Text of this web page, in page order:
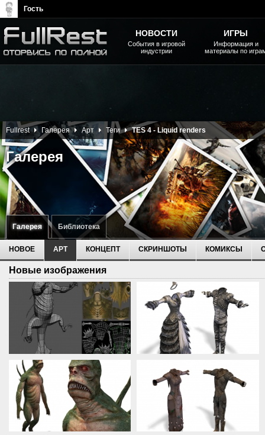
Галерея Библиотека
Галерея
Fullrest Галерея Арт Теги TES 4 - Liquid renders
НОВОЕ АРТ КОНЦЕПТ СКРИНШОТЫ КОМИКСЫ
Новые изображения
НОВОСТИ
События в игровой
индустрии
ИГРЫ
Информация и
материалы по
Гость